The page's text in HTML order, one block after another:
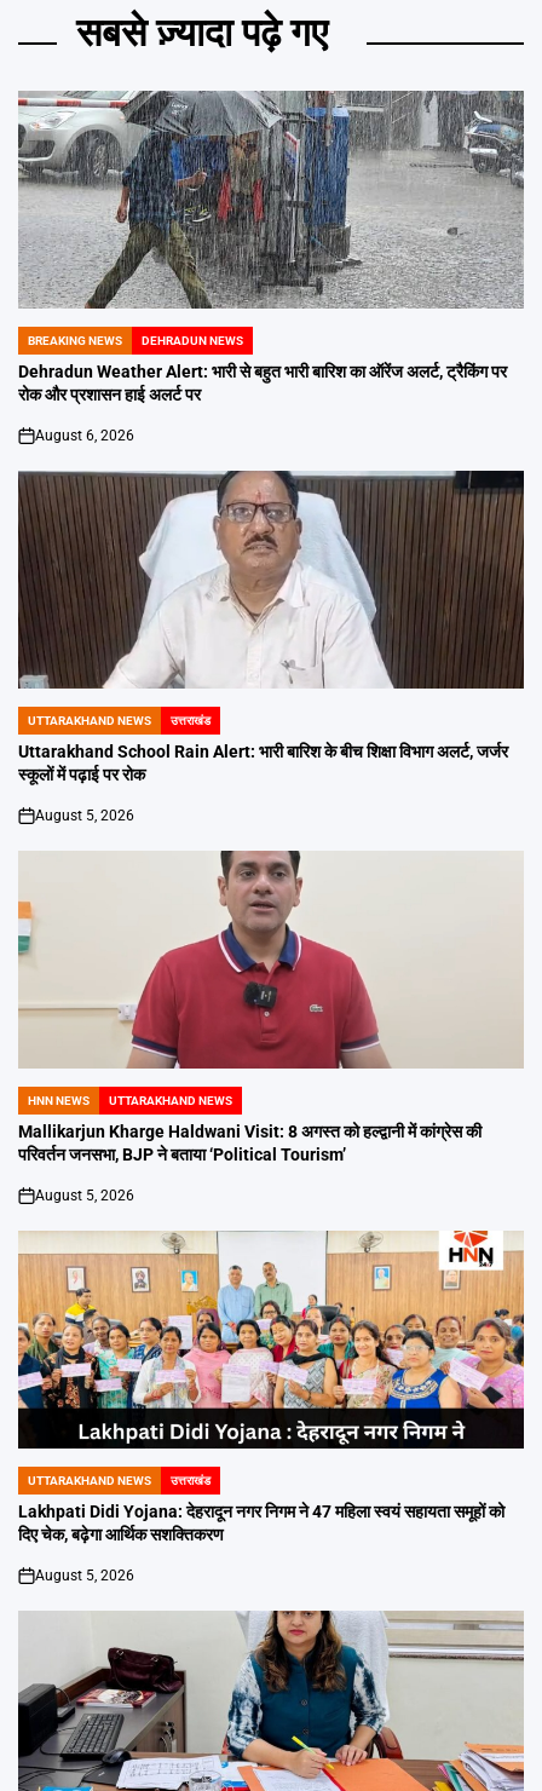
सबसे ज़्यादा पढ़े गए
POSTED
IN
BREAKING NEWS DEHRADUN NEWS
Dehradun Weather Alert: भारी से बहुत भारी बारिश का ऑरेंज अलर्ट, ट्रैकिंग पर
रोक और प्रशासन हाई अलर्ट पर
on
August 6, 2026
POSTED
IN
UTTARAKHAND NEWS उत्तराखंड
Uttarakhand School Rain Alert: भारी बारिश के बीच शिक्षा विभाग अलर्ट, जर्जर
स्कूलों में पढ़ाई पर रोक
on
August 5, 2026
POSTED
IN
HNN NEWS UTTARAKHAND NEWS
Mallikarjun Kharge Haldwani Visit: 8 अगस्त को हल्द्वानी में कांग्रेस की
परिवर्तन जनसभा, BJP ने बताया ‘Political Tourism’
on
August 5, 2026
POSTED
IN
UTTARAKHAND NEWS उत्तराखंड
Lakhpati Didi Yojana: देहरादून नगर निगम ने 47 महिला स्वयं सहायता समूहों को
दिए चेक, बढ़ेगा आर्थिक सशक्तिकरण
on
August 5, 2026